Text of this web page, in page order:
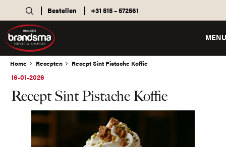
Bestellen +31 515 – 572561
MENU
Home Recepten Recept Sint Pistache Koffie
16-01-2026
Recept Sint Pistache Koffie